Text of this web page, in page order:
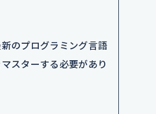
のプログラミング言語
スターする必要があり